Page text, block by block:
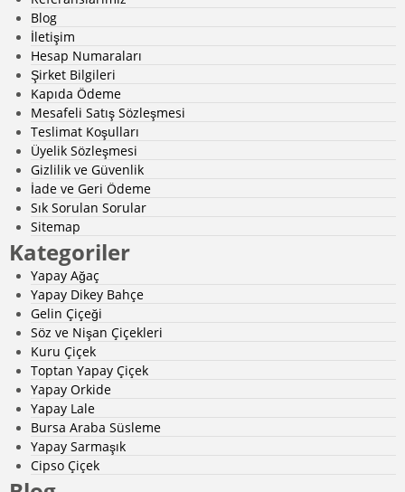
budama gerektirirken, yapay bahçe peyzaj ürünleri bu
süreçlerden tamamen muaf. Özellikle yoğun bir yaşam
temposu olanlar için harika bir alternatiftir.
Uzun Ömürlü Kullanım
Doğal koşullardan etkilenmeyen yapay bitkiler, yıllar
boyunca estetik görünümünü korur. Yağmur, güneş
ışığı ya da soğuk hava gibi çevresel faktörler bu
ürünlerin kalitesini etkilemez.
3.Ekonomik ve Pratik
Gerçek bitkiler için zaman ve para harcamak yerine,
yapay peyzaj ürünleri uzun vadede daha ekonomik bir
çözüm sunar. Ayrıca, monte edilmesi ve taşınması da
son derece kolaydır.
Her Ortama Uyum Sağlama
İster ev dekorasyonu için ister ofis ya da açık alanlar
için, yapay bahçe peyzaj ürünleri her türlü mekana
uyum sağlar.
Blog
İletişim
Hesap Numaraları
Şirket Bilgileri
Kapıda Ödeme
Mesafeli Satış Sözleşmesi
Teslimat Koşulları
Üyelik Sözleşmesi
Gizlilik ve Güvenlik
İade ve Geri Ödeme
Sık Sorulan Sorular
Sitemap
Kategoriler
Yapay Ağaç
Yapay Dikey Bahçe
Gelin Çiçeği
Söz ve Nişan Çiçekleri
Kuru Çiçek
Toptan Yapay Çiçek
Yapay Orkide
Yapay Lale
Bursa Araba Süsleme
Yapay Sarmaşık
Cipso Çiçek